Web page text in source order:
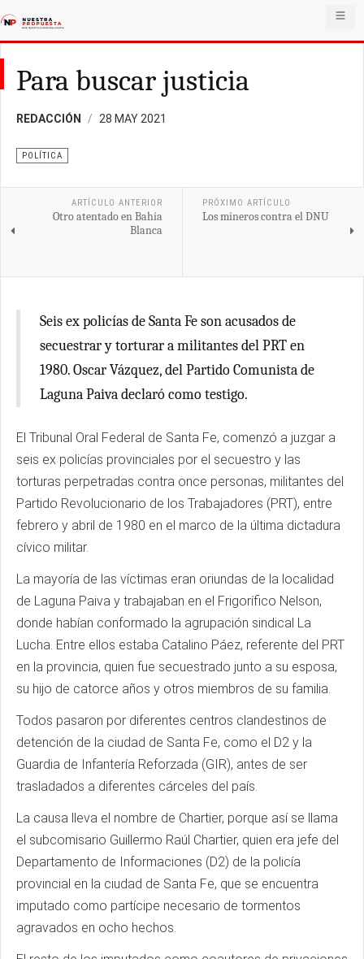
Para buscar justicia
REDACCIÓN 28 MAY 2021
POLÍTICA
ARTÍCULO ANTERIOR
Otro atentado en Bahía
Blanca
PRÓXIMO ARTÍCULO
Los mineros contra el DNU
Seis ex policías de Santa Fe son acusados de
secuestrar y torturar a militantes del PRT en
1980. Oscar Vázquez, del Partido Comunista de
Laguna Paiva declaró como testigo.
El Tribunal Oral Federal de Santa Fe, comenzó a juzgar a
seis ex policías provinciales por el secuestro y las
torturas perpetradas contra once personas, militantes del
Partido Revolucionario de los Trabajadores (PRT), entre
febrero y abril de 1980 en el marco de la última dictadura
cívico militar.
La mayoría de las víctimas eran oriundas de la localidad
de Laguna Paiva y trabajaban en el Frigorífico Nelson,
donde habían conformado la agrupación sindical La
Lucha. Entre ellos estaba Catalino Páez, referente del PRT
en la provincia, quien fue secuestrado junto a su esposa,
su hijo de catorce años y otros miembros de su familia.
Todos pasaron por diferentes centros clandestinos de
detención de la ciudad de Santa Fe, como el D2 y la
Guardia de Infantería Reforzada (GIR), antes de ser
trasladados a diferentes cárceles del país.
La causa lleva el nombre de Chartier, porque así se llama
el subcomisario Guillermo Raúl Chartier, quien era jefe del
Departamento de Informaciones (D2) de la policía
provincial en la ciudad de Santa Fe, que se encuentra
imputado como partícipe necesario de tormentos
agravados en ocho hechos.